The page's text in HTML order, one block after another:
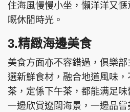
住海風慢慢小坐，懶洋洋又
嘅休閒時光。
3.精緻海邊美食
美食方面亦不容錯過，俱樂
選新鮮食材，融合地道風味
茶，定係下午茶，都能满足味
一邊欣賞遼闊海景，一邊品